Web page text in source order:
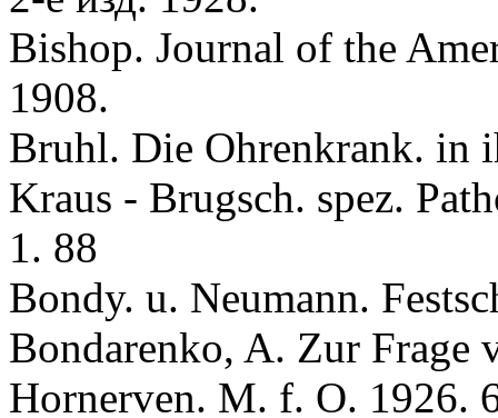
Bishop. Journal of the
1908.
Вruhl. Die Ohrenkrank. in
Kraus - Brugsch. spez.
1. 88
Bondy. u. Neumann.
Bondarenko, A. Zur Frage
Hornerven. M. f. O. 1926.